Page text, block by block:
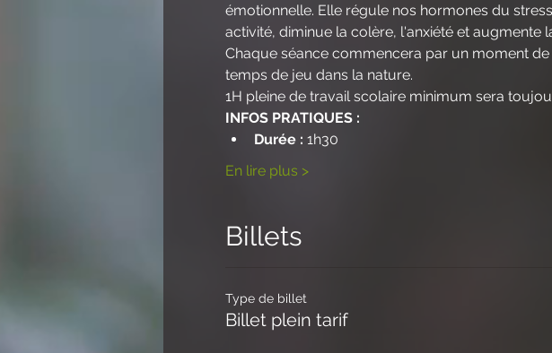
émotionnelle. Elle régule nos hormones du
activité, diminue la colère, l'anxiété et augmente
Chaque séance commencera par un moment
temps de jeu dans la nature.
1H pleine de travail scolaire minimum sera
INFOS PRATIQUES :
Durée : 1h30
En lire plus >
Billets
Type de billet
Billet plein tarif